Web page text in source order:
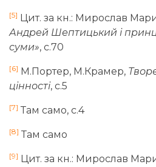
[5] Цит. за кн.: Мирослав
Андрей Шептицький і
суми», с.70
[6] М.Портер, М.Крамер,
цінності, с.5
[7] Там само, с.4
[8] Там само
[9] Цит. за кн.: Мирослав